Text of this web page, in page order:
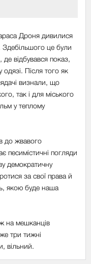
Дроня дивилися
це були
де відбувався показ,
одязі. Після того як
визнали, що
так і для міського
у теплому
до жвавого
песимістичні погляди
демократичну
за свої права й
якою буде наша
на мешканців
три тижні
вільний.